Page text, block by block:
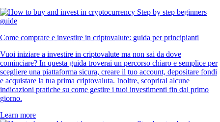
Come comprare e investire in criptovalute: guida per principianti
Vuoi iniziare a investire in criptovalute ma non sai da dove
cominciare? In questa guida troverai un percorso chiaro e semplice per
scegliere una piattaforma sicura, creare il tuo account, depositare fondi
e acquistare la tua prima criptovaluta. Inoltre, scoprirai alcune
indicazioni pratiche su come gestire i tuoi investimenti fin dal primo
giorno.
Learn more